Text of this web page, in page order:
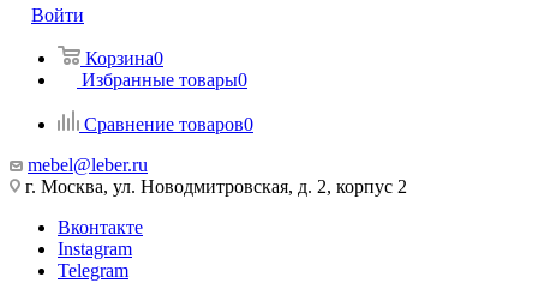
Войти
Корзина0
Избранные товары0
Сравнение товаров0
mebel@leber.ru
г. Москва, ул. Новодмитровская, д. 2, корпус 2
Вконтакте
Instagram
Telegram